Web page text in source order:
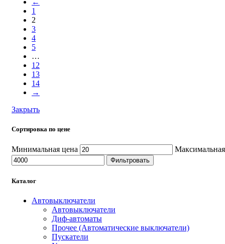
Закрыть
Сортировка по цене
Минимальная цена
Фильтровать
Каталог
Автовыключатели
Автовыключатели
Диф-автоматы
Прочее (Автоматические выключатели)
Пускатели
←
1
2
3
4
5
…
12
13
14
→